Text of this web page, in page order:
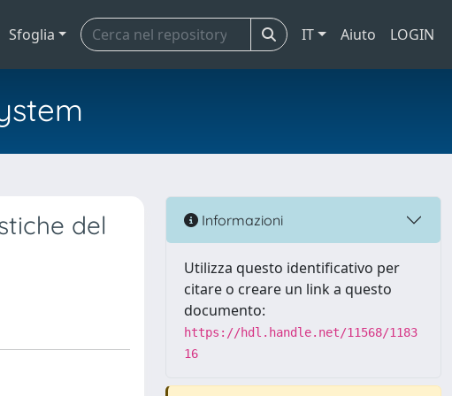
Sfoglia IT Aiuto LOGIN
del
Informazioni
Utilizza questo identificativo per
citare o creare un link a questo
documento:
https://hdl.handle.net/11568/1183
16